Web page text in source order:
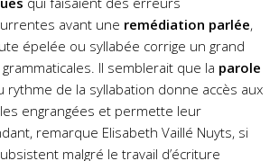
avant une remédiation parlée,
épelée ou syllabée corrige un grand
Il semblerait que la parole
rythme de la syllabation donne accès aux
engrangées et permette leur
remarque Elisabeth Vaillé Nuyts, si
malgré le travail d’écriture